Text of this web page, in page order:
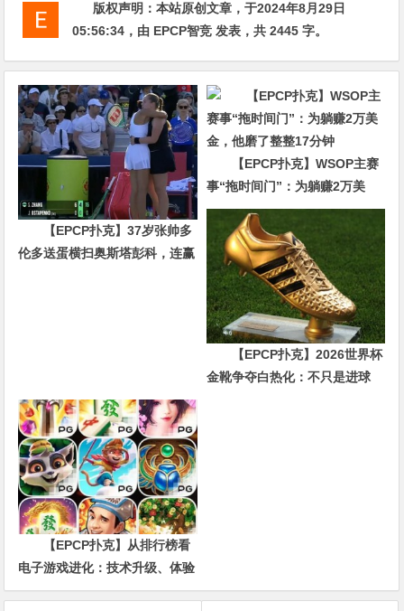
版权声明：本站原创文章，于2024年8月29日
05:56:34 ，由 EPCP智竞 发表，共 2445 字。
【EPCP扑克】37岁张帅多
伦多送蛋横扫奥斯塔彭科，连赢
【EPCP扑克】WSOP主赛
事“拖时间门”：为躺赚2万美
金，他磨了整整17分钟
【EPCP扑克】2026世界杯
金靴争夺白热化：不只是进球
【EPCP扑克】从排行榜看
电子游戏进化：技术升级、体验
创新与未来趋势